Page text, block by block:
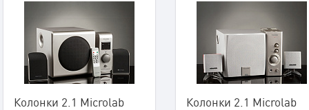
Колонки 2.1 Microlab
Колонки 2.1 Microlab